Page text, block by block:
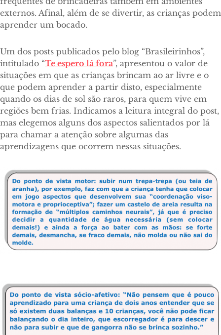
externos. Afinal, além de se divertir, as crianças podem
aprender um bocado.
Um dos posts publicados pelo blog “Brasileirinhos”,
intitulado “Te espero lá fora”, apresentou o valor de
situações em que as crianças brincam ao ar livre e o
que podem aprender a partir disto, especialmente
quando os dias de sol são raros, para quem vive em
regiões bem frias. Indicamos a leitura integral do post,
mas elegemos alguns dos aspectos salientados por lá
para chamar a atenção sobre algumas das
aprendizagens que ocorrem nessas situações.